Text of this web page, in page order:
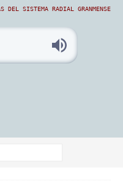
DEL SISTEMA RADIAL GRANMENSE